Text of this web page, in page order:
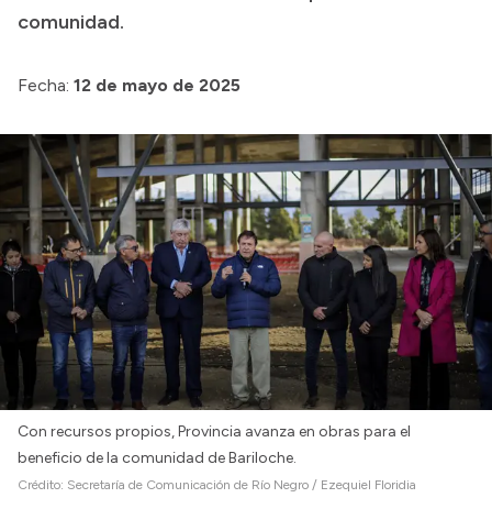
Consulta de expedientes
Convocatorias
Login
comunidad.
Fecha: 12 de mayo de 2025
Con recursos propios, Provincia avanza en obras para el
beneficio de la comunidad de Bariloche.
Crédito: Secretaría de Comunicación de Río Negro / Ezequiel Floridia